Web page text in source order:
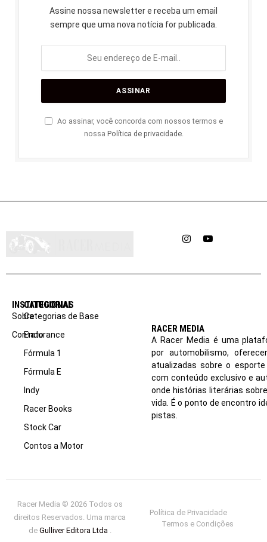
Assine nossa newsletter e receba um email
sempre que uma nova notícia for publicada.
Ao assinar, você concorda com nossos termos e
nossa Política de privacidade.
InstagramYouTube
INSTITUCIONAL
Sobre
Contato
CATEGORIAS
Categorias de Base
Endurance
Fórmula 1
Fórmula E
Indy
Racer Books
Stock Car
Contos a Motor
RACER MEDIA
A Racer Media é uma
por automobilismo,
atualizadas sobre o
com conteúdo exclusivo e
onde histórias literárias
vida. É o ponto de encontro
pistas.
Racer Media © 2026 Todos os
direitos Reservados. Uma marca
de Gulliver Editora Ltda
Política de Privacidade
Termos e Condições